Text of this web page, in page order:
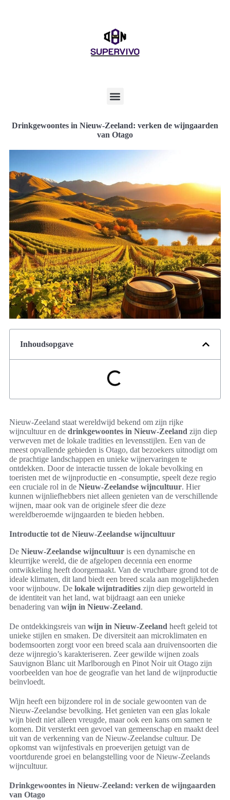
Drinkgewoontes in Nieuw-Zeeland: verken de wijngaarden
van Otago
Inhoudsopgave
Nieuw-Zeeland staat wereldwijd bekend om zijn rijke
wijncultuur en de drinkgewoontes in Nieuw-Zeeland zijn diep
verweven met de lokale tradities en levensstijlen. Een van de
meest opvallende gebieden is Otago, dat bezoekers uitnodigt om
de prachtige landschappen en unieke wijnervaringen te
ontdekken. Door de interactie tussen de lokale bevolking en
toeristen met de wijnproductie en -consumptie, speelt deze regio
een cruciale rol in de Nieuw-Zeelandse wijncultuur. Hier
kunnen wijnliefhebbers niet alleen genieten van de verschillende
wijnen, maar ook van de originele sfeer die deze
wereldberoemde wijngaarden te bieden hebben.
Introductie tot de Nieuw-Zeelandse wijncultuur
De Nieuw-Zeelandse wijncultuur is een dynamische en
kleurrijke wereld, die de afgelopen decennia een enorme
ontwikkeling heeft doorgemaakt. Van de vruchtbare grond tot de
ideale klimaten, dit land biedt een breed scala aan mogelijkheden
voor wijnbouw. De lokale wijntradities zijn diep geworteld in
de identiteit van het land, wat bijdraagt aan een unieke
benadering van wijn in Nieuw-Zeeland.
De ontdekkingsreis van wijn in Nieuw-Zeeland heeft geleid tot
unieke stijlen en smaken. De diversiteit aan microklimaten en
bodemsoorten zorgt voor een breed scala aan druivensoorten die
deze wijnregio’s karakteriseren. Zeer gewilde wijnen zoals
Sauvignon Blanc uit Marlborough en Pinot Noir uit Otago zijn
voorbeelden van hoe de geografie van het land de wijnproductie
beïnvloedt.
Wijn heeft een bijzondere rol in de sociale gewoonten van de
Nieuw-Zeelandse bevolking. Het genieten van een glas lokale
wijn biedt niet alleen vreugde, maar ook een kans om samen te
komen. Dit versterkt een gevoel van gemeenschap en maakt deel
uit van de verkenning van de Nieuw-Zeelandse cultuur. De
opkomst van wijnfestivals en proeverijen getuigt van de
voortdurende groei en belangstelling voor de Nieuw-Zeelands
wijncultuur.
Drinkgewoontes in Nieuw-Zeeland: verken de wijngaarden
van Otago